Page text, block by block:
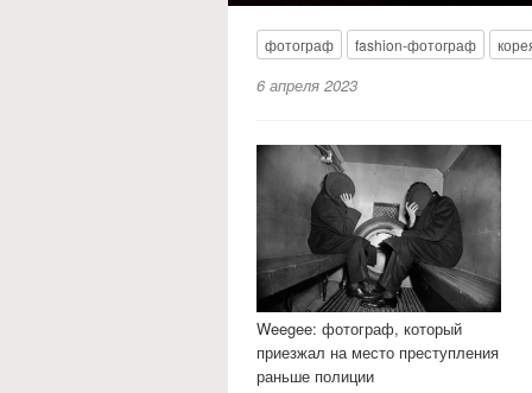
фотограф fashion-фотограф
6 апреля 2023
Weegee: фотограф, который
приезжал на место преступления
раньше полиции